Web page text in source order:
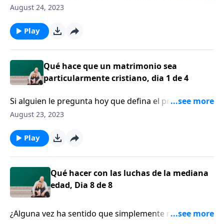
su matrimonio, ¿cuál es ese propósito? ¿Por qué se
si podemos confrontar esa pregunta y tratar de
pensar en el diseño de Dios, en el propósito de Dios
August 24, 2023
Play
Qué hace que un matrimonio sea
particularmente cristiano, dia 1 de 4
Si alguien le pregunta hoy que defina el propósito de
su matrimonio, ¿cuál es ese propósito? ¿Por qué se
si podemos confrontar esa pregunta y tratar de
pensar en el diseño de Dios, en el propósito de Dios
August 23, 2023
Play
Qué hacer con las luchas de la mediana
edad, Dia 8 de 8
¿Alguna vez ha sentido que simplemente no puede